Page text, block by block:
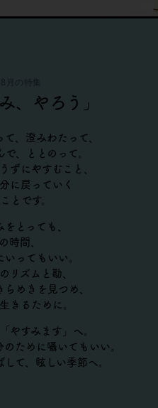
月の特集
、やろう」
、澄みわたって、
、ととのって。
ずにやすむこと、
に戻っていく
とです。
とっても、
時間、
ってもいい。
リズムと勘、
めきを見つめ、
きるために。
やすみます」へ。
ために囁いてもいい。
て、眩しい季節へ。